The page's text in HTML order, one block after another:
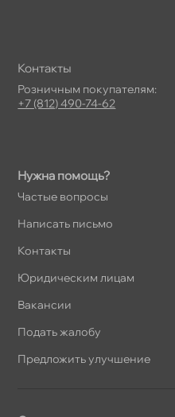
Нужна помощь?
Частые вопросы
Написать письмо
Контакты
Юридическим лицам
акансии
Подать жалобу
Предложить улучшение
Контакты
Розничным покупателям:
+7 (812) 490-74-62